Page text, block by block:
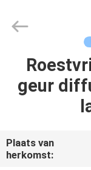
HUIS
VIDEOS
Online
Market.
geur
Plaats van
herkomst: